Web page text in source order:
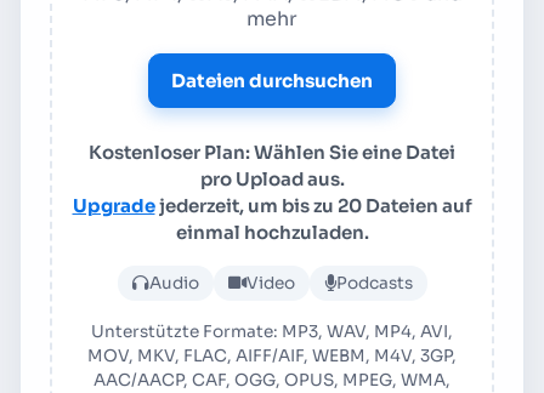
mehr
Dateien durchsuchen
Kostenloser Plan: Wählen Sie eine Datei
pro Upload aus.
Upgradejederzeit, um bis zu 20 Dateien auf
einmal hochzuladen.
Audio- oder Videodatei
Audio Video Podcasts
Unterstützte Formate: MP3, WAV, MP4, AVI,
MOV, MKV, FLAC, AIFF/AIF, WEBM, M4V, 3GP,
AAC/AACP, CAF, OGG, OPUS, MPEG, WMA,